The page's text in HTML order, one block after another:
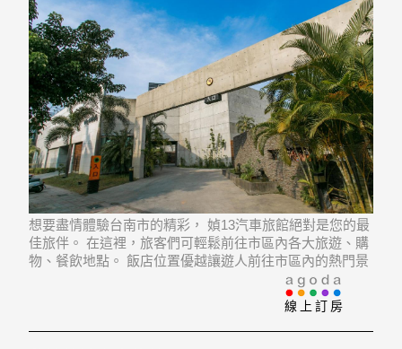
想要盡情體驗台南市的精彩， 媜13汽車旅館絕對是您的最
佳旅伴。 在這裡，旅客們可輕鬆前往市區內各大旅遊、購
物、餐飲地點。 飯店位置優越讓遊人前往市區內的熱門景
線上訂房